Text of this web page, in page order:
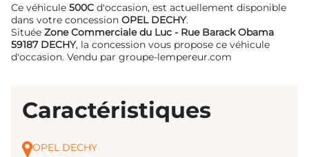
Ce véhicule 500C d'occasion, est actuellement disponible
dans votre concession OPEL DECHY.
Située Zone Commerciale du Luc - Rue Barack Obama
59187 DECHY, la concession vous propose ce véhicule
d'occasion. Vendu par groupe-lempereur.com
Caractéristiques
OPEL DECHY